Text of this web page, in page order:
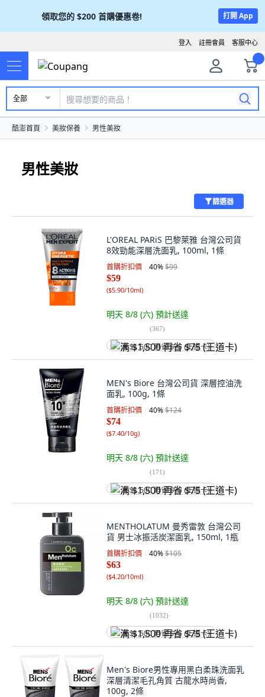
領取您的 $200 首購優惠卷! 打開 App
客服中心
註冊會員
登入
全部
酷澎首頁 美妝保養 男性美妝
男性美妝
篩選器
L'OREAL PARiS 巴黎萊雅 台灣公司貨
8效勁能深層洗面乳, 100ml, 1條
首購折扣價 40%$99
$59
($5.90/10ml)
明天 8/8 (六) 預計送達
(367)
满 $1,500 再省 $75 (王道卡)
MEN's Biore 台灣公司貨 深層控油洗
面乳, 100g, 1條
首購折扣價 40%$124
$74
($7.40/10g)
明天 8/8 (六) 預計送達
(171)
满 $1,500 再省 $75 (王道卡)
MENTHOLATUM 曼秀雷敦 台灣公司
貨 男士冰振活炭潔面乳, 150ml, 1瓶
首購折扣價 40%$105
$63
($4.20/10ml)
明天 8/8 (六) 預計送達
(1032)
满 $1,500 再省 $75 (王道卡)
Men's Biore男性專用黑白柔珠洗面乳
深層清潔毛孔角質 古龍水時尚香,
100g, 2條